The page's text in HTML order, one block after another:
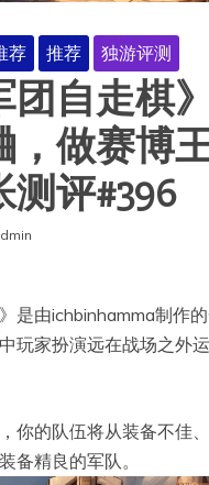
荐 推荐 独游评测
团自走棋
，做赛博
评#396
是由ichbinhamma制作
玩家扮演远在战场之外
你的队伍将从装备不佳
备精良的军队。